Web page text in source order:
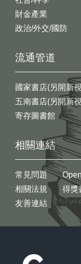
財金產業
政治/外交/國防
流通管道
國家書店(另開新
五南書店(另開新
寄存圖書館
相關連結
常見問題
相關法規
友善連結
得獎